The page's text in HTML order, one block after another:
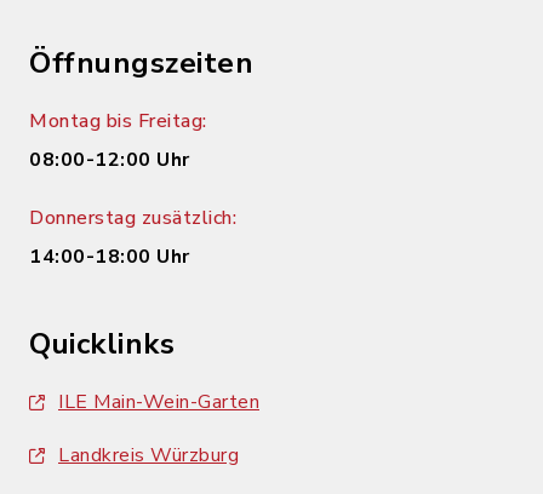
Öffnungszeiten
Montag bis Freitag:
08:00-12:00 Uhr
Donnerstag zusätzlich:
14:00-18:00 Uhr
Quicklinks
ILE Main-Wein-Garten
Landkreis Würzburg